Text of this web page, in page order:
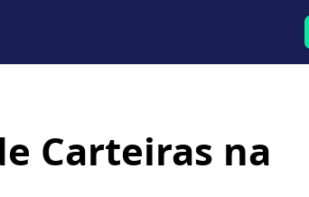
Carteiras na